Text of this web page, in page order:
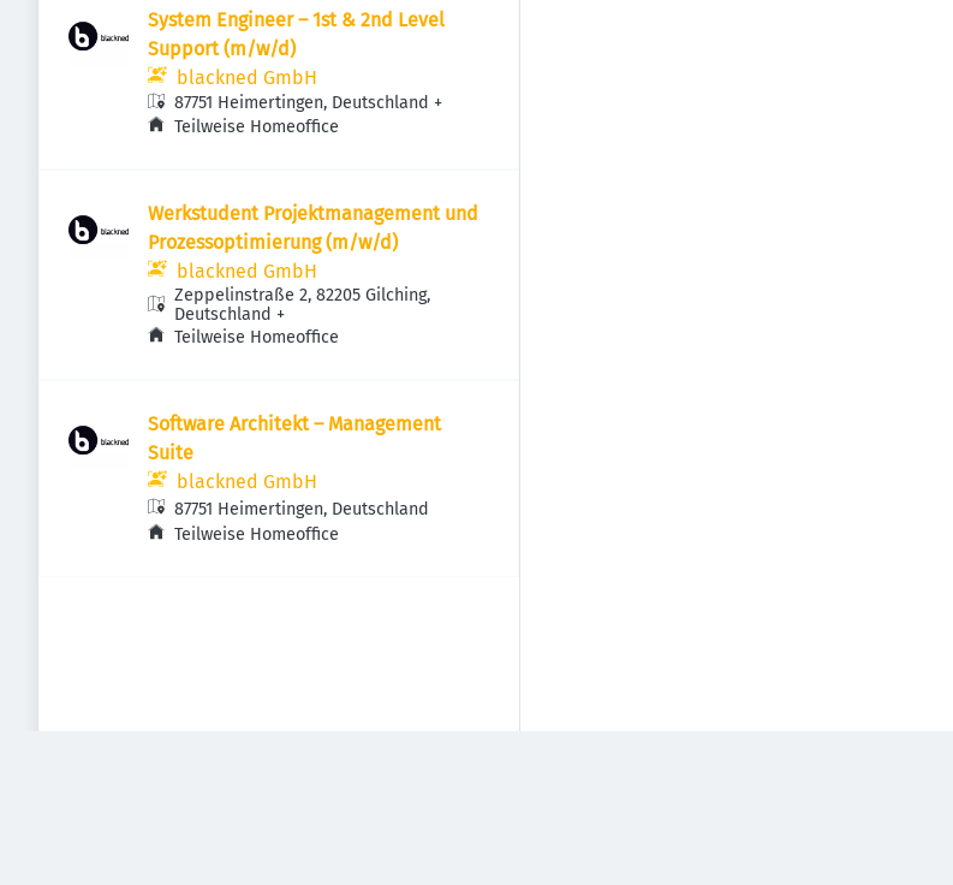
System Engineer – 1st & 2nd Level
Support (m/w/d)
blackned GmbH
87751 Heimertingen, Deutschland +
Teilweise Homeoffice
Werkstudent Projektmanagement und
Prozessoptimierung (m/w/d)
blackned GmbH
Zeppelinstraße 2, 82205 Gilching,
Deutschland +
Teilweise Homeoffice
Software Architekt – Management
Suite
blackned GmbH
87751 Heimertingen, Deutschland
Teilweise Homeoffice